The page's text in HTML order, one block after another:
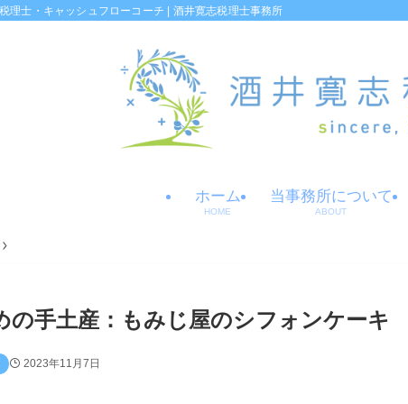
理士・キャッシュフローコーチ | 酒井寛志税理士事務所
ホーム
HOME
当事務所について
ABOUT
の手土産：もみじ屋のシフォンケーキ
2023年11月7日